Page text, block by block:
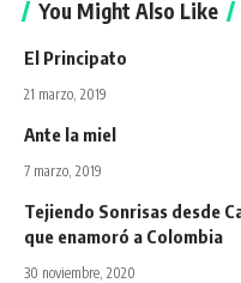
You Might Also Like
El Principato
21 marzo, 2019
Ante la miel
7 marzo, 2019
Tejiendo Sonrisas desde
que enamoró a Colombia
30 noviembre, 2020